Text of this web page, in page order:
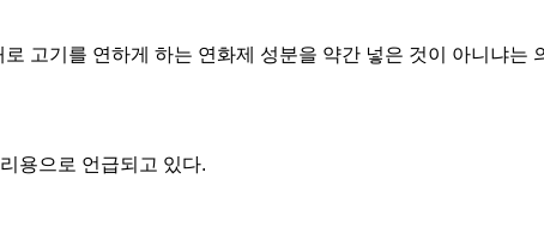
고기를 연하게 하는 연화제 성분을 약간 넣은 것이 아니냐는
용으로 언급되고 있다.